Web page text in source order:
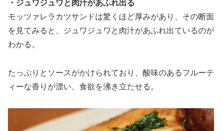
・ジュワジュワと肉汁があふれ出る
モッツァレラカツサンドは驚くほど厚みがあり、その断面
を見てみると、ジュワジュワと肉汁があふれ出ているのが
わかる。
たっぷりとソースがかけられており、酸味のあるフルーテ
ィーな香りが漂い、食欲を沸き立たせる。